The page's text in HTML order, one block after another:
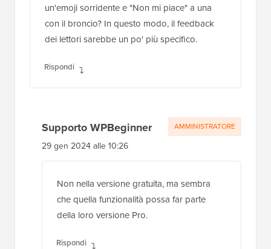
un'emoji sorridente e "Non mi piace" a una
con il broncio? In questo modo, il feedback
dei lettori sarebbe un po' più specifico.
Rispondi
Supporto WPBeginner
29 gen 2024 alle 10:26
Non nella versione gratuita, ma sembra
che quella funzionalità possa far parte
della loro versione Pro.
Rispondi
AMMINISTRATORE